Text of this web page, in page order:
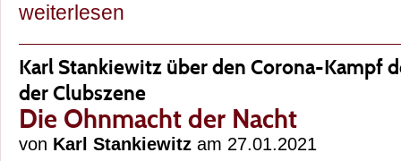
weiterlesen
Karl Stankiewitz über den Corona-Kampf
der Clubszene
Die Ohnmacht der Nacht
von Karl Stankiewitz am 27.01.2021